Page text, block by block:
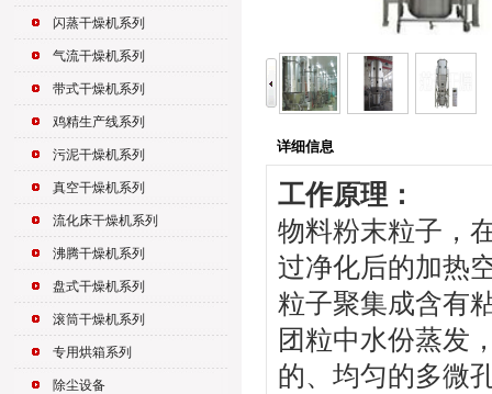
闪蒸干燥机系列
气流干燥机系列
带式干燥机系列
鸡精生产线系列
污泥干燥机系列
真空干燥机系列
流化床干燥机系列
沸腾干燥机系列
盘式干燥机系列
滚筒干燥机系列
专用烘箱系列
除尘设备
详细信息
工作原理：
物料粉末粒子，
过净化后的加热
粒子聚集成含有
团粒中水份蒸发
的、均匀的多微